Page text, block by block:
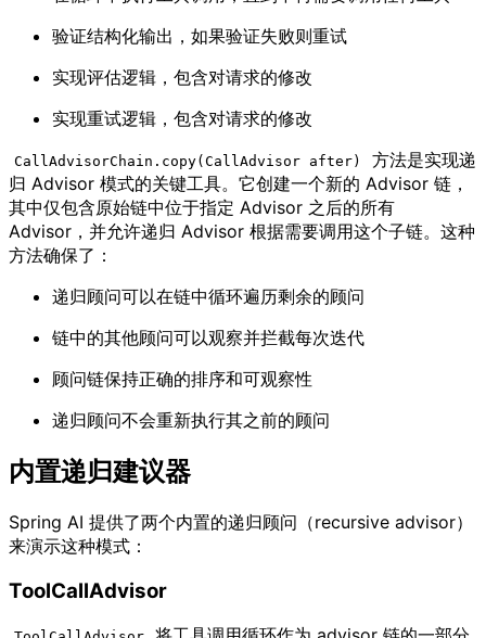
验证结构化输出，如果验证失败则重试
实现评估逻辑，包含对请求的修改
实现重试逻辑，包含对请求的修改
CallAdvisorChain.copy(CallAdvisor after)
方法是实现递
归 Advisor 模式的关键工具。它创建一个新的 Advisor 链，
其中仅包含原始链中位于指定 Advisor 之后的所有
Advisor，并允许递归 Advisor 根据需要调用这个子链。这种
方法确保了：
递归顾问可以在链中循环遍历剩余的顾问
链中的其他顾问可以观察并拦截每次迭代
顾问链保持正确的排序和可观察性
递归顾问不会重新执行其之前的顾问
内置递归建议器
Spring AI 提供了两个内置的递归顾问（recursive advisor）
来演示这种模式：
ToolCallAdvisor